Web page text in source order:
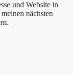
und Website in
nächsten